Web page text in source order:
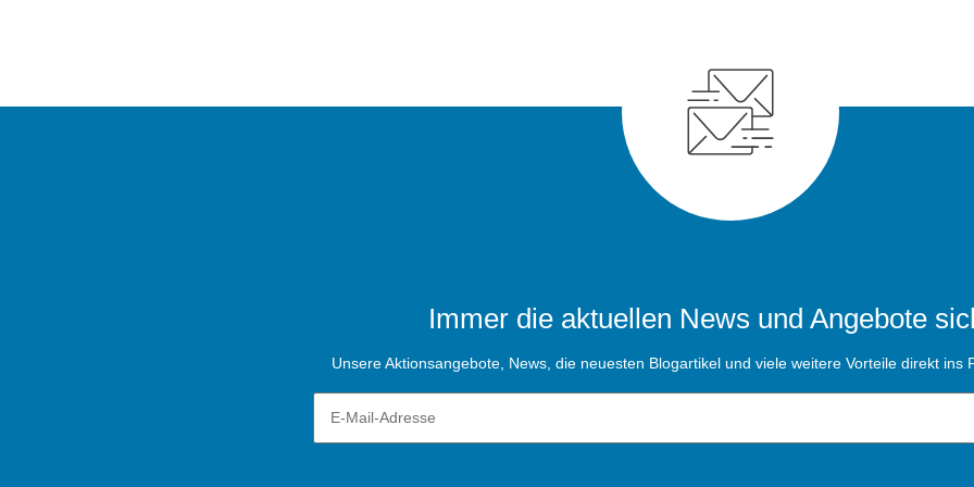
Immer die aktuellen News und Angebote
Unsere Aktionsangebote, News, die neuesten Blogartikel und viele weitere Vorteile direkt ins